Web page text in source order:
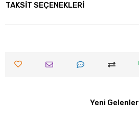
TAKSİT SEÇENEKLERİ
Yeni Gelenler